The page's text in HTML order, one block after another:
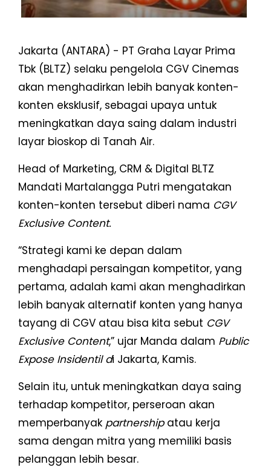
Jakarta (ANTARA) - PT Graha Layar Prima
Tbk (BLTZ) selaku pengelola CGV Cinemas
akan menghadirkan lebih banyak konten-
konten eksklusif, sebagai upaya untuk
meningkatkan daya saing dalam industri
layar bioskop di Tanah Air.
Head of Marketing, CRM & Digital BLTZ
Mandati Martalangga Putri mengatakan
konten-konten tersebut diberi nama CGV
Exclusive Content.
“Strategi kami ke depan dalam
menghadapi persaingan kompetitor, yang
pertama, adalah kami akan menghadirkan
lebih banyak alternatif konten yang hanya
tayang di CGV atau bisa kita sebut CGV
Exclusive Content,” ujar Manda dalam Public
Expose Insidentil di Jakarta, Kamis.
Selain itu, untuk meningkatkan daya saing
terhadap kompetitor, perseroan akan
memperbanyak partnershipatau kerja
sama dengan mitra yang memiliki basis
pelanggan lebih besar.